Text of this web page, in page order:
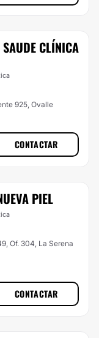
CLÍNICA
925, Ovalle
CONTACTAR
PIEL
Of. 304, La Serena
CONTACTAR